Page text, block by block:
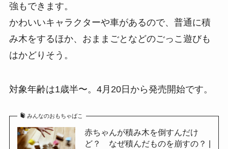
強もできます。
かわいいキャラクターや車があるので、普通に積
み木をするほか、おままごとなどのごっこ遊びも
はかどりそう。
対象年齢は1歳半〜。4月20日から発売開始です。
みんなのおもちゃばこ
赤ちゃんが積み木を倒すんだけ
ど？ なぜ積んだものを崩すの？ |